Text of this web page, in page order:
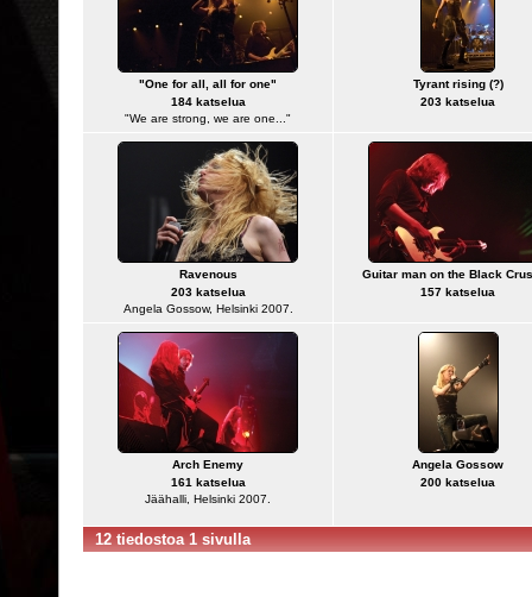
"One for all, all for one"
184 katselua
"We are strong, we are one..."
Tyrant rising (?)
203 katselua
Ravenous
203 katselua
Angela Gossow, Helsinki 2007.
Guitar man on the Black
157 katselua
Arch Enemy
161 katselua
Jäähalli, Helsinki 2007.
Angela Gossow
200 katselua
12 tiedostoa 1 sivulla